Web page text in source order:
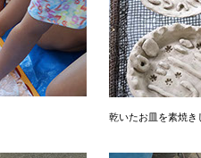
乾いたお皿を素焼き